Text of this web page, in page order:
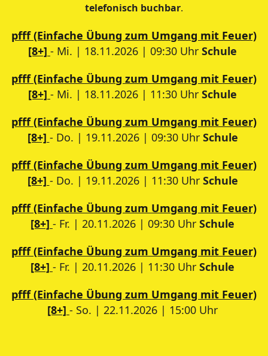
telefonisch buchbar.
pfff (Einfache Übung zum Umgang mit Feuer)
[8+] - Mi. | 18.11.2026 | 09:30 Uhr Schule
pfff (Einfache Übung zum Umgang mit Feuer)
[8+] - Mi. | 18.11.2026 | 11:30 Uhr Schule
pfff (Einfache Übung zum Umgang mit Feuer)
[8+] - Do. | 19.11.2026 | 09:30 Uhr Schule
pfff (Einfache Übung zum Umgang mit Feuer)
[8+] - Do. | 19.11.2026 | 11:30 Uhr Schule
pfff (Einfache Übung zum Umgang mit Feuer)
[8+] - Fr. | 20.11.2026 | 09:30 Uhr Schule
pfff (Einfache Übung zum Umgang mit Feuer)
[8+] - Fr. | 20.11.2026 | 11:30 Uhr Schule
pfff (Einfache Übung zum Umgang mit Feuer)
[8+] - So. | 22.11.2026 | 15:00 Uhr